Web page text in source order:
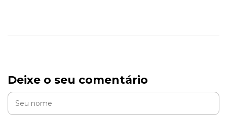
Deixe o seu comentário